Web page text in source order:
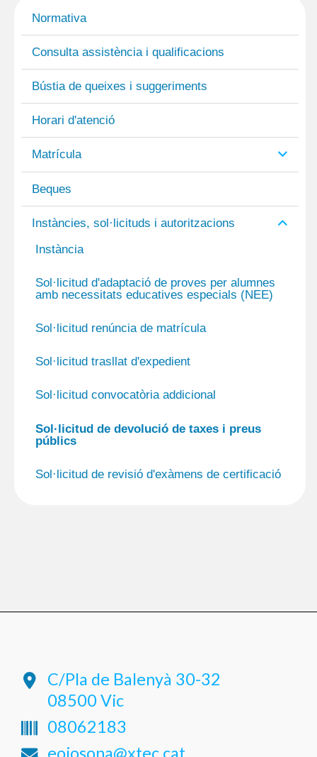
Normativa
Consulta assistència i qualificacions
Bústia de queixes i suggeriments
Horari d'atenció
Matrícula
Beques
Instàncies, sol·licituds i autoritzacions
Instància
Sol·licitud d'adaptació de proves per alumnes
amb necessitats educatives especials (NEE)
Sol·licitud renúncia de matrícula
Sol·licitud trasllat d'expedient
Sol·licitud convocatòria addicional
Sol·licitud de devolució de taxes i preus
públics
Sol·licitud de revisió d'exàmens de certificació
b
o
k
t
r
p
p
C/Pla de Balenyà 30-32
08500 Vic
08062183
eoiosona@xtec.cat